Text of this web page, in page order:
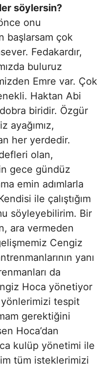
söylersin?
onu
başlarsam çok
Fedakardır,
buluruz
Emre var. Çok
Haktan Abi
biridir. Özgür
ayağımız,
her yerdedir.
olan,
gece gündüz
emin adımlarla
ile çalıştığım
söyleyebilirim. Bir
ara vermeden
Cengiz
yanı
da
Hoca yönetiyor
tespit
gerektiğini
Hoca’dan
kulüp yönetimi ile
tüm isteklerimizi